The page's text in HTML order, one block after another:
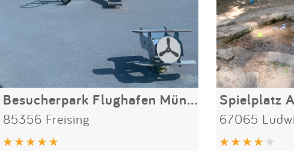
Besucherpark Flughafen München
85356 Freising
Spielplatz
67065